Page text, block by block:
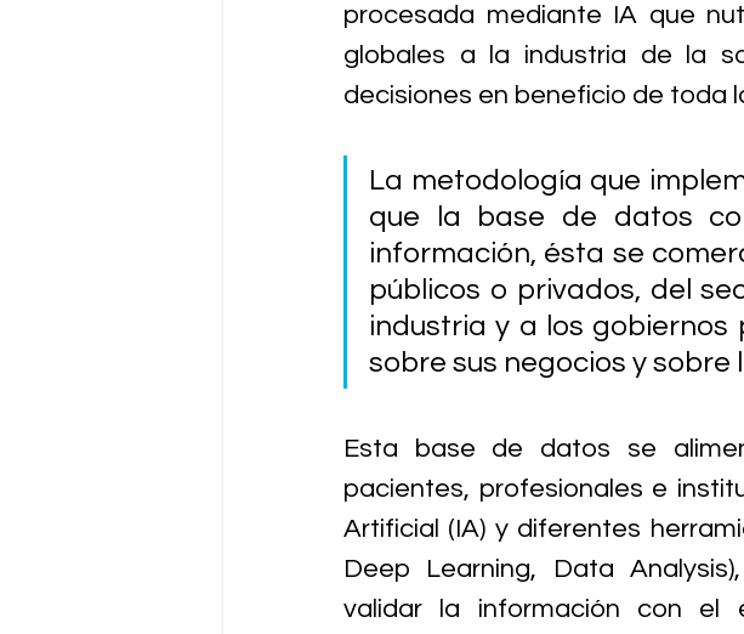
procesada mediante IA que
globales a la industria de la
decisiones en beneficio de toda
La metodología que
que la base de datos
información, ésta se
públicos o privados, del
industria y a los
sobre sus negocios y sobre
Esta base de datos se
pacientes, profesionales e
Artificial (IA) y diferentes
Deep Learning, Data
validar la información con el